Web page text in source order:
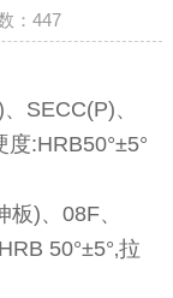
：447
SECC(P)、
:HRB50°±5°
)、08F、
50°±5°‚拉